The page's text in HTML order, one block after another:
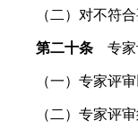
（二）对不符合
第二十条 专家
（一）专家评审
（二）专家评审